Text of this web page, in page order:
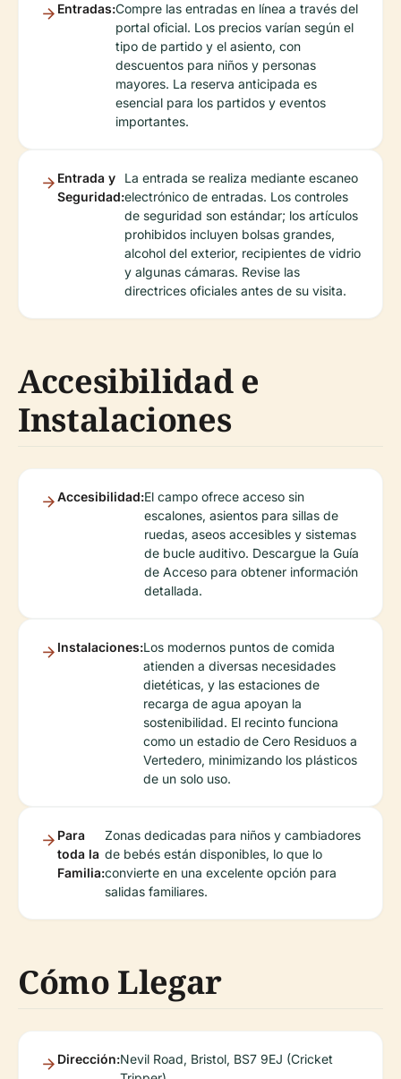
Entradas:Compre las entradas en línea a través del
portal oficial. Los precios varían según el
tipo de partido y el asiento, con
descuentos para niños y personas
mayores. La reserva anticipada es
esencial para los partidos y eventos
importantes.
Entrada y
Seguridad:
La entrada se realiza mediante escaneo
electrónico de entradas. Los controles
de seguridad son estándar; los artículos
prohibidos incluyen bolsas grandes,
alcohol del exterior, recipientes de vidrio
y algunas cámaras. Revise las
directrices oficiales antes de su visita.
Accesibilidad e
Instalaciones
Accesibilidad:El campo ofrece acceso sin
escalones, asientos para sillas de
ruedas, aseos accesibles y sistemas
de bucle auditivo. Descargue la Guía
de Acceso para obtener información
detallada.
Instalaciones:Los modernos puntos de comida
atienden a diversas necesidades
dietéticas, y las estaciones de
recarga de agua apoyan la
sostenibilidad. El recinto funciona
como un estadio de Cero Residuos a
Vertedero, minimizando los plásticos
de un solo uso.
Para
toda la
Familia:
Zonas dedicadas para niños y cambiadores
de bebés están disponibles, lo que lo
convierte en una excelente opción para
salidas familiares.
Cómo Llegar
Dirección:Nevil Road, Bristol, BS7 9EJ (Cricket